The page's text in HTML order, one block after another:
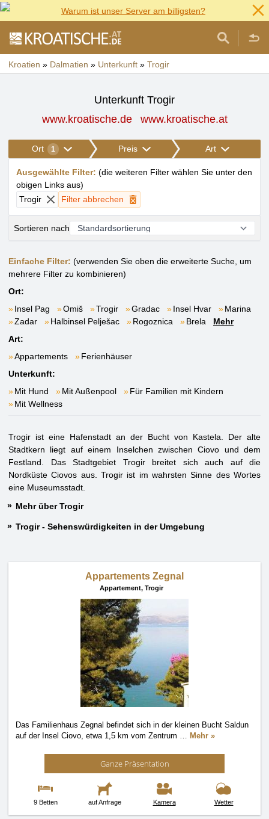
Warum ist unser Server am billigsten?
Kroatien » Dalmatien » Unterkunft » Trogir
Unterkunft Trogir
www.kroatische.de
www.kroatische.at
Ort 1 Preis Art
Ausgewählte Filter: (die weiteren Filter wählen Sie unter den
obigen Links aus)
Trogir
Filter abbrechen
Sortieren nach
Einfache Filter: (verwenden Sie oben die erweiterte Suche, um
mehrere Filter zu kombinieren)
Ort:
Insel Pag
Omiš Trogir Gradac Insel Hvar
Marina
Zadar
Halbinsel Pelješac Rogoznica Brela
Mehr
Art:
Appartements
Ferienhäuser
Unterkunft:
Mit Hund
Mit Außenpool
Für Familien mit Kindern
Mit Wellness
Trogir ist eine Hafenstadt an der Bucht von Kastela. Der alte
Stadtkern liegt auf einem Inselchen zwischen Ciovo und dem
Festland. Das Stadtgebiet Trogir breitet sich auch auf die
Nordküste Ciovos aus. Trogir ist im wahrsten Sinne des Wortes
eine Museumsstadt.
Mehr über Trogir
Trogir - Sehenswürdigkeiten in der Umgebung
Appartements Zegnal
Appartement, Trogir
Das Familienhaus Zegnal befindet sich in der kleinen Bucht Saldun
auf der Insel Ciovo, etwa 1,5 km vom Zentrum … Mehr »
Ganze Präsentation
9 Betten auf Anfrage Kamera Wetter